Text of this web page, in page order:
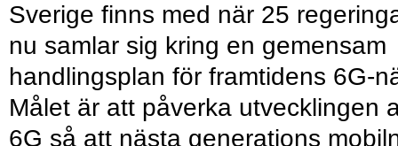
Sverige finns med när 25
nu samlar sig kring en gemensam
handlingsplan för framtidens 6G-
Målet är att påverka utvecklingen
6G så att nästa generations